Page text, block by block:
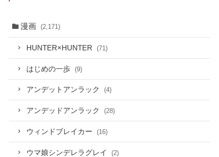
漫画 (2,171)
HUNTER×HUNTER (71)
はじめの一歩 (9)
アンデットアンラック (4)
アンデッドアンラック (28)
ウィンドブレイカー (16)
ウマ娘シンデレラグレイ (2)